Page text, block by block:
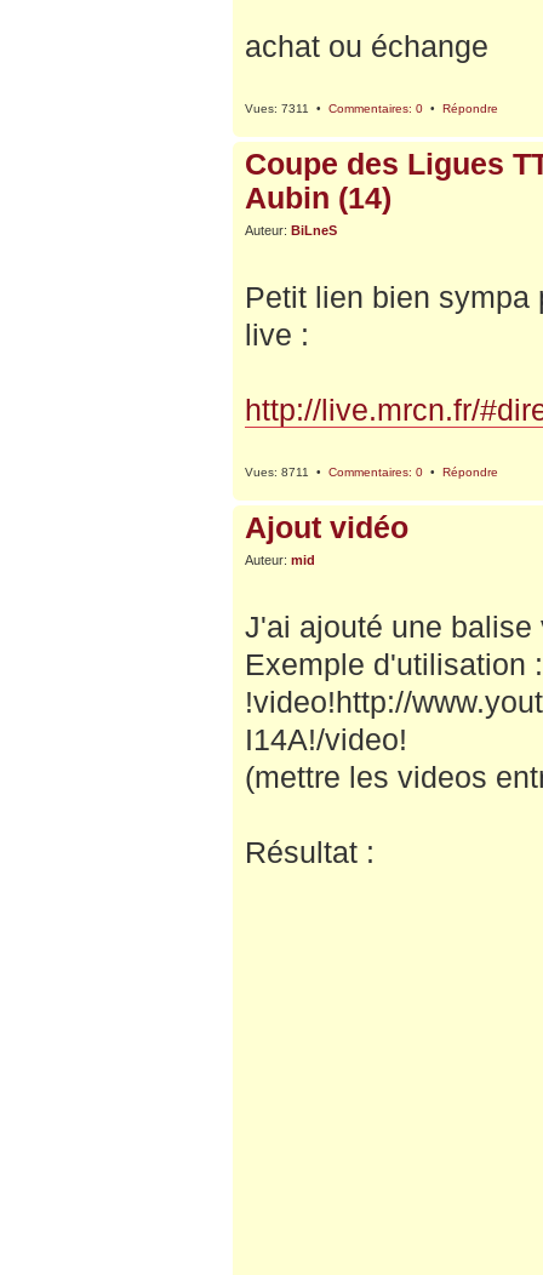
achat ou échange
Vues: 7311 • Commentaires: 0 • Répondre
Coupe des Ligues
Aubin (14)
Auteur: BiLneS
Petit lien bien sympa
live :
http://live.mrcn.fr/
Vues: 8711 • Commentaires: 0 • Répondre
Ajout vidéo
Auteur: mid
J'ai ajouté une balise
Exemple d'utilisation :
!video!http://
I14A!/video!
(mettre les videos
Résultat :